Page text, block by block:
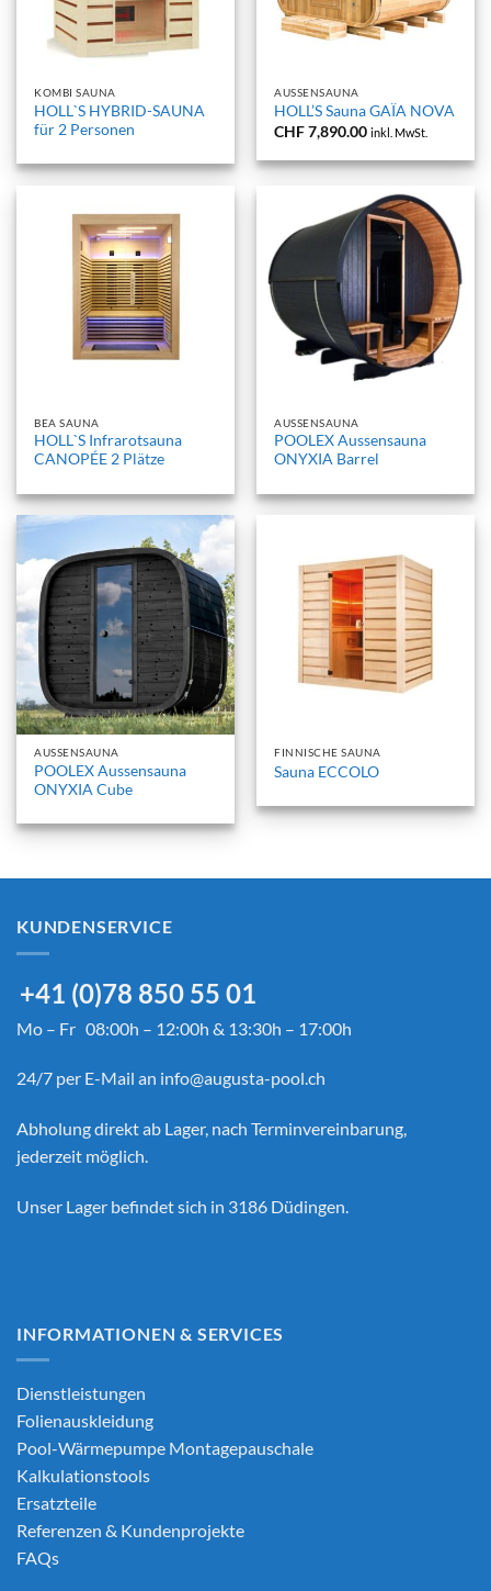
KOMBI SAUNA
HOLL`S HYBRID-SAUNA
für 2 Personen
AUSSENSAUNA
HOLL’S Sauna GAÏA NOVA
CHF7,890.00 inkl. MwSt.
BEA SAUNA
HOLL`S Infrarotsauna
CANOPÉE 2 Plätze
AUSSENSAUNA
POOLEX Aussensauna
ONYXIA Barrel
AUSSENSAUNA
POOLEX Aussensauna
ONYXIA Cube
FINNISCHE SAUNA
Sauna ECCOLO
KUNDENSERVICE
+41 (0)78 850 55 01
Mo – Fr 08:00h – 12:00h & 13:30h – 17:00h
24/7 per E-Mail an info@augusta-pool.ch
Abholung direkt ab Lager, nach Terminvereinbarung,
jederzeit möglich.
Unser Lager befindet sich in 3186 Düdingen.
INFORMATIONEN & SERVICES
Dienstleistungen
Folienauskleidung
Pool-Wärmepumpe Montagepauschale
Kalkulationstools
Ersatzteile
Referenzen & Kundenprojekte
FAQs